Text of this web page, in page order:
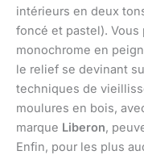
intérieurs en deux
foncé et pastel). Vous
monochrome en
le relief se devinant
techniques de
moulures en bois,
marque Liberon,
Enfin, pour les plus